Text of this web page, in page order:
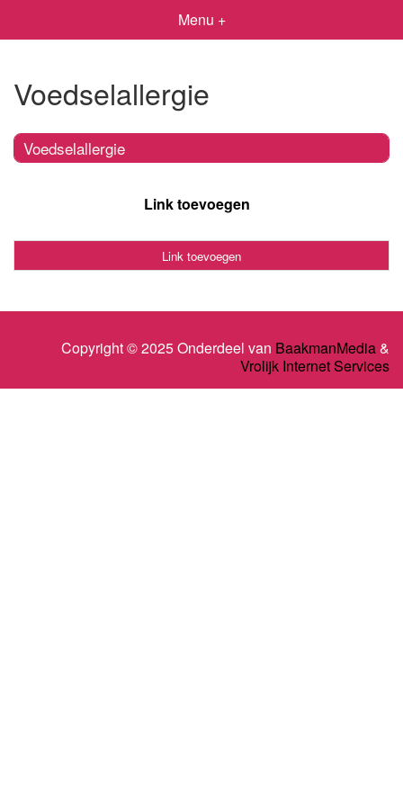
Menu +
Voedselallergie
Voedselallergie
Link toevoegen
Link toevoegen
Copyright © 2025 Onderdeel van BaakmanMedia&
Vrolijk Internet Services